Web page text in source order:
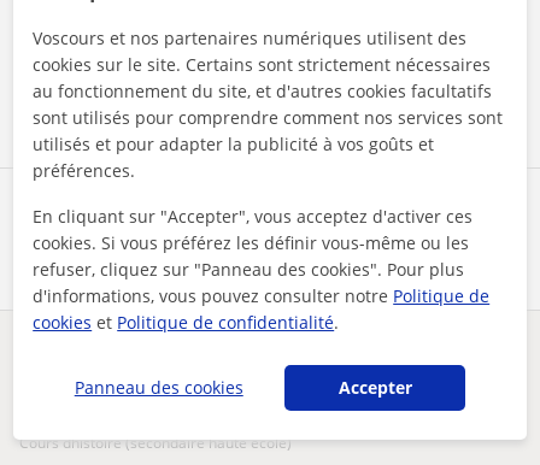
Partagez ce professeur
Contacter maintenant
Des problèmes avec ce profil ?Signalez-le
cours dhistoire (secondaire haute école)
Voscours et nos partenaires numériques utilisent des
cookies sur le site. Certains sont strictement nécessaires
au fonctionnement du site, et d'autres cookies facultatifs
sont utilisés pour comprendre comment nos services sont
utilisés et pour adapter la publicité à vos goûts et
préférences.
En cliquant sur "Accepter", vous acceptez d'activer ces
cookies. Si vous préférez les définir vous-même ou les
refuser, cliquez sur "Panneau des cookies". Pour plus
d'informations, vous pouvez consulter notre Politique de
cookies et Politique de confidentialité.
Panneau des cookies Accepter